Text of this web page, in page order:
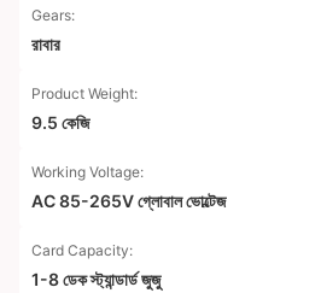
Gears:
রাবার
Product Weight:
9.5 কেজি
Working Voltage:
AC 85-265V গ্লোবাল ভোল্টেজ
Card Capacity:
1-8 ডেক স্ট্যান্ডার্ড জুজু